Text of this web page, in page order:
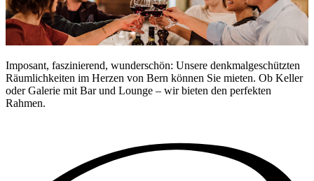
Imposant, faszinierend, wunderschön: Unsere denkmalgeschützten
Räumlichkeiten im Herzen von Bern können Sie mieten. Ob Keller
oder Galerie mit Bar und Lounge – wir bieten den perfekten
Rahmen.